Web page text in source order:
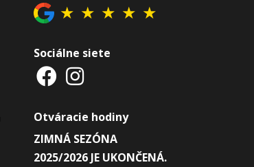
★ ★ ★ ★ ★
Sociálne siete
Otváracie hodiny
ZIMNÁ SEZÓNA
2025/2026 JE UKONČENÁ.